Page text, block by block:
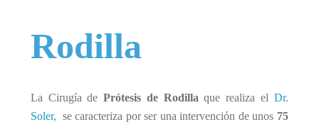
Rodilla
La Cirugía de Prótesis de Rodillaque realiza el Dr.
Soler, se caracteriza por ser una intervención de unos 75